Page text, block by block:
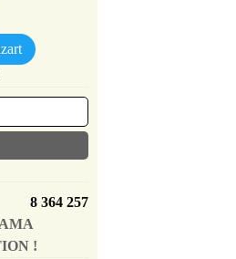
8 364 257
!